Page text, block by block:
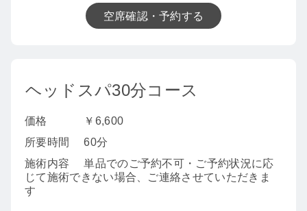
空席確認・予約する
ヘッドスパ30分コース
価格
￥6,600
所要時間
60分
施術内容
単品でのご予約不可・ご予約状況に応
じて施術できない場合、ご連絡させていただきま
す